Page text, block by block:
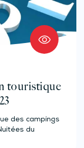
touristique
des campings
du